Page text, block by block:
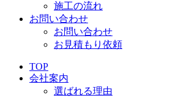
施工の流れ
お問い合わせ
お問い合わせ
お見積もり依頼
TOP
会社案内
選ばれる理由